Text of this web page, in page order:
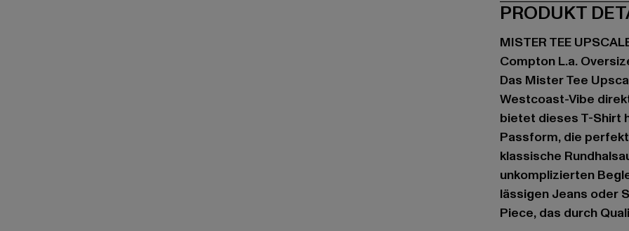
PRODUKT
MISTER TEE
Compton L.a.
Das Mister Tee
Westcoast-Vibe
bietet dieses T-Shirt
Passform, die
klassische
unkomplizierten
lässigen Jeans oder
Piece, das durch